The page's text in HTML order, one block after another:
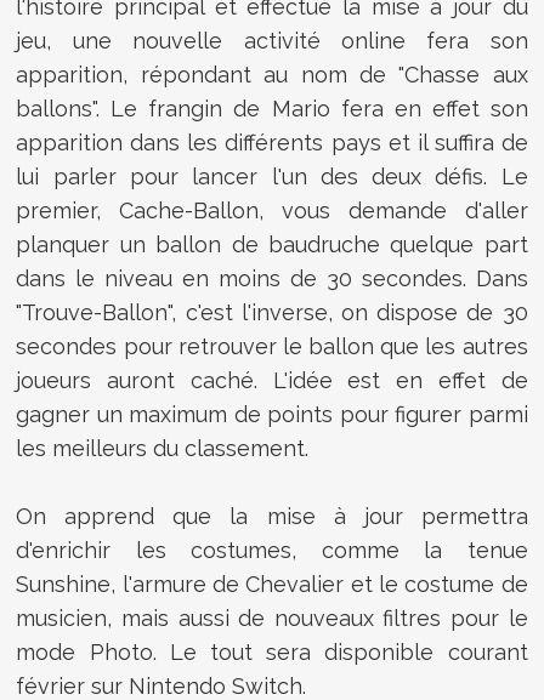
l'histoire principal et effectué la mise à jour du
jeu, une nouvelle activité online fera son
apparition, répondant au nom de "Chasse aux
ballons". Le frangin de Mario fera en effet son
apparition dans les différents pays et il suffira de
lui parler pour lancer l'un des deux défis. Le
premier, Cache-Ballon, vous demande d'aller
planquer un ballon de baudruche quelque part
dans le niveau en moins de 30 secondes. Dans
"Trouve-Ballon", c'est l'inverse, on dispose de 30
secondes pour retrouver le ballon que les autres
joueurs auront caché. L'idée est en effet de
gagner un maximum de points pour figurer parmi
les meilleurs du classement.
On apprend que la mise à jour permettra
d'enrichir les costumes, comme la tenue
Sunshine, l'armure de Chevalier et le costume de
musicien, mais aussi de nouveaux filtres pour le
mode Photo. Le tout sera disponible courant
février sur Nintendo Switch.